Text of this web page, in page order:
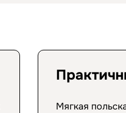
Мягкая